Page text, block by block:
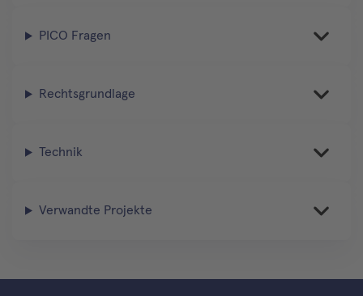
PICO Fragen
Rechtsgrundlage
Technik
Verwandte Projekte